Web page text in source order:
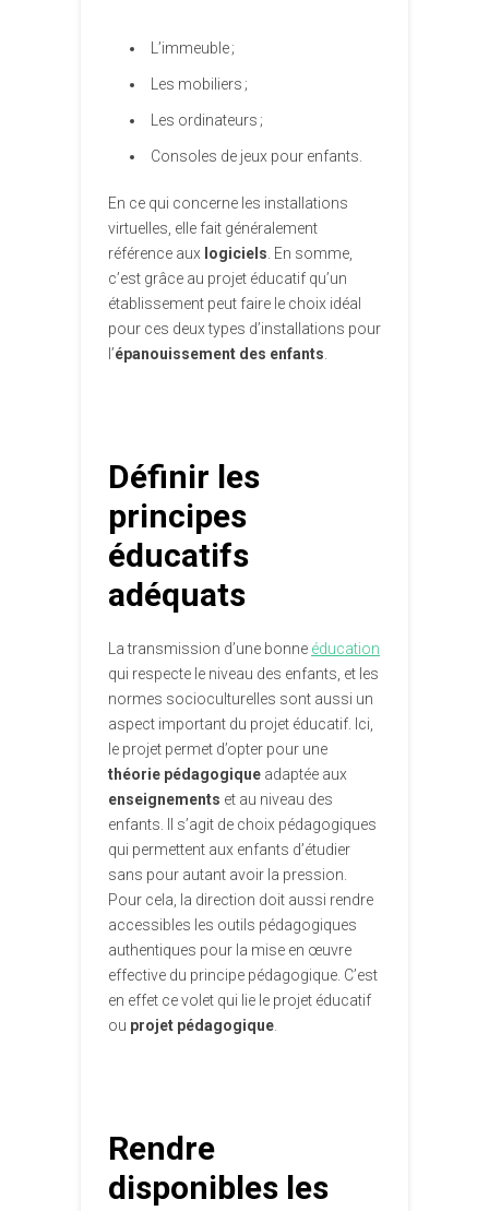
L’immeuble ;
Les mobiliers ;
Les ordinateurs ;
Consoles de jeux pour enfants.
En ce qui concerne les installations
virtuelles, elle fait généralement
référence aux logiciels. En somme,
c’est grâce au projet éducatif qu’un
établissement peut faire le choix idéal
pour ces deux types d’installations pour
l’épanouissement des enfants.
Définir les
principes
éducatifs
adéquats
La transmission d’une bonne éducation
qui respecte le niveau des enfants, et les
normes socioculturelles sont aussi un
aspect important du projet éducatif. Ici,
le projet permet d’opter pour une
théorie pédagogique adaptée aux
enseignements et au niveau des
enfants. Il s’agit de choix pédagogiques
qui permettent aux enfants d’étudier
sans pour autant avoir la pression.
Pour cela, la direction doit aussi rendre
accessibles les outils pédagogiques
authentiques pour la mise en œuvre
effective du principe pédagogique. C’est
en effet ce volet qui lie le projet éducatif
ou projet pédagogique.
Rendre
disponibles les